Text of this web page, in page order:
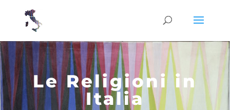
Le Religioni in
Italia